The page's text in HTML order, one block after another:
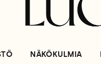
NÄKÖKULMIA